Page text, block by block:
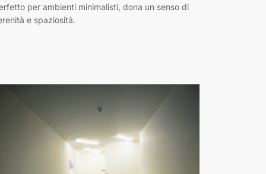
per ambienti minimalisti, dona un senso di
e spaziosità.